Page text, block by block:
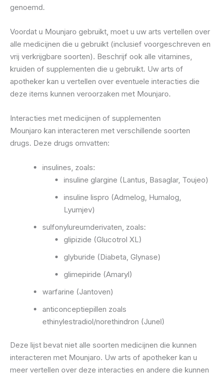
genoemd.
Voordat u Mounjaro gebruikt, moet u uw arts vertellen over
alle medicijnen die u gebruikt (inclusief voorgeschreven en
vrij verkrijgbare soorten). Beschrijf ook alle vitamines,
kruiden of supplementen die u gebruikt. Uw arts of
apotheker kan u vertellen over eventuele interacties die
deze items kunnen veroorzaken met Mounjaro.
Interacties met medicijnen of supplementen
Mounjaro kan interacteren met verschillende soorten
drugs. Deze drugs omvatten:
insulines, zoals:
insuline glargine (Lantus, Basaglar, Toujeo)
insuline lispro (Admelog, Humalog,
Lyumjev)
sulfonylureumderivaten, zoals:
glipizide (Glucotrol XL)
glyburide (Diabeta, Glynase)
glimepiride (Amaryl)
warfarine (Jantoven)
anticonceptiepillen zoals
ethinylestradiol/norethindron (Junel)
Deze lijst bevat niet alle soorten medicijnen die kunnen
interacteren met Mounjaro. Uw arts of apotheker kan u
meer vertellen over deze interacties en andere die kunnen